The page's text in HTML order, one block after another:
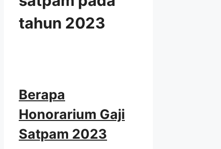
tahun 2023
Berapa
Honorarium Gaji
Satpam 2023